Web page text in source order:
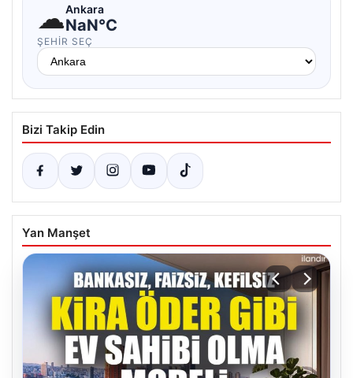
☁Ankara
NaN°C
ŞEHIR SEÇ
Bizi Takip Edin
Yan Manşet